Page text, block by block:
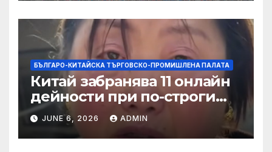
БЪЛГАРО-КИТАЙСКА ТЪРГОВСКО-ПРОМИШЛЕНА ПАЛАТА
Китай забранява 11 онлайн
дейности при по-строги
правила за ограничаване на
слуховете и
кибернасилниците
JUNE 6, 2026 ADMIN